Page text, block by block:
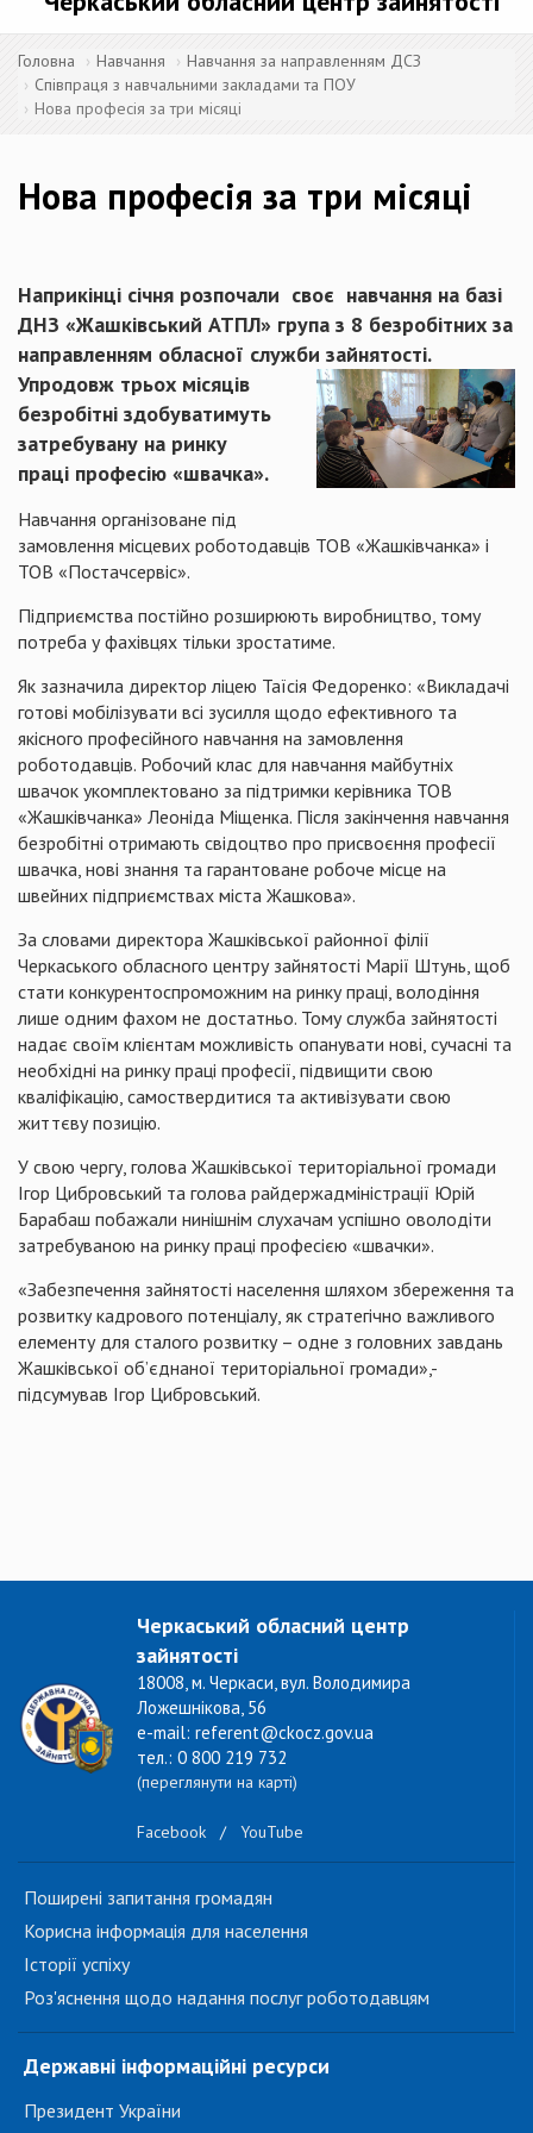
Головна Навчання
Навчання за направленням ДСЗ
Співпраця з навчальними закладами та ПОУ
Нова професія за три місяці
Нова професія за три місяці
Наприкінці січня розпочали своє навчання на базі
ДНЗ «Жашківський АТПЛ» група з 8 безробітних за
направленням обласної служби зайнятості.
Упродовж трьох місяців
безробітні здобуватимуть
затребувану на ринку
праці професію «швачка».
Навчання організоване під
замовлення місцевих роботодавців ТОВ «Жашківчанка» і
ТОВ «Постачсервіс».
Підприємства постійно розширюють виробництво, тому
потреба у фахівцях тільки зростатиме.
Як зазначила директор ліцею Таїсія Федоренко: «Викладачі
готові мобілізувати всі зусилля щодо ефективного та
якісного професійного навчання на замовлення
роботодавців. Робочий клас для навчання майбутніх
швачок укомплектовано за підтримки керівника ТОВ
«Жашківчанка» Леоніда Міщенка. Після закінчення навчання
безробітні отримають свідоцтво про присвоєння професії
швачка, нові знання та гарантоване робоче місце на
швейних підприємствах міста Жашкова».
За словами директора Жашківської районної філії
Черкаського обласного центру зайнятості Марії Штунь, щоб
стати конкурентоспроможним на ринку праці, володіння
лише одним фахом не достатньо. Тому служба зайнятості
надає своїм клієнтам можливість опанувати нові, сучасні та
необхідні на ринку праці професії, підвищити свою
кваліфікацію, самоствердитися та активізувати свою
життєву позицію.
У свою чергу, голова Жашківської територіальної громади
Ігор Цибровський та голова райдержадміністрації Юрій
Барабаш побажали нинішнім слухачам успішно оволодіти
затребуваною на ринку праці професією «швачки».
«Забезпечення зайнятості населення шляхом збереження та
розвитку кадрового потенціалу, як стратегічно важливого
елементу для сталого розвитку – одне з головних завдань
Жашківської об’єднаної територіальної громади»,-
підсумував Ігор Цибровський.
Черкаський обласний центр
зайнятості
18008, м. Черкаси, вул. Володимира
Ложешнікова, 56
e-mail: referent@ckocz.gov.ua
тел.: 0 800 219 732
(переглянути на карті)
Facebook / YouTube
Поширені запитання громадян
Корисна інформація для населення
Історії успіху
Роз'яснення щодо надання послуг роботодавцям
Державні інформаційні ресурси
Президент України